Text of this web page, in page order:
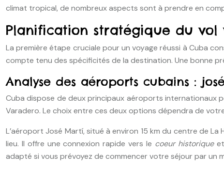
climat tropical, de nombreux aspects sont à prendre en
Planification stratégique du vol
La première étape cruciale pour un voyage réussi à Cuba
compte tenu des spécificités de la destination. Une bonne
Analyse des aéroports cubains :
Cuba dispose de deux principaux aéroports internationaux
Varadero. Le choix entre ces deux options dépendra de
L’aéroport José Martí, situé à environ 15 km du centre de
lieu. Il offre une connexion rapide vers le coeur historique
adapté si vous prévoyez de commencer votre séjour par un